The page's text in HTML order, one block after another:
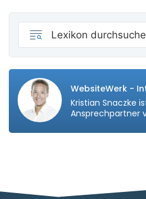
WebsiteWerk -
Kristian Snaczke
Ansprechpartner